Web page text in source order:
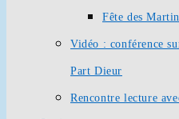
Fête des
Vidéo : conférence
Part Dieur
Rencontre lecture